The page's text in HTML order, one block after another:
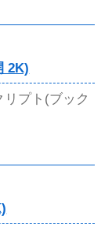
2K)
プト(ブック